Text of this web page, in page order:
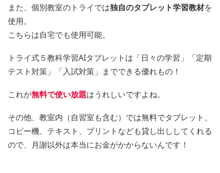
また、個別教室のトライでは独自のタブレット学習教材を
使用。
こちらは自宅でも使用可能。
トライ式５教科学習AIタブレットは「日々の学習」「定期
テスト対策」「入試対策」までできる優れもの！
これが無料で使い放題はうれしいですよね。
その他、教室内（自習室も含む）では無料でタブレット、
コピー機、テキスト、プリントなども貸し出ししてくれる
ので、月謝以外は本当にお金がかからないんです！